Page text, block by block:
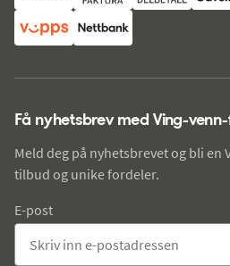
Få nyhetsbrev med Ving-
Meld deg på nyhetsbrevet og bli en
tilbud og unike fordeler.
E-post